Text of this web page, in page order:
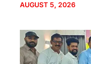
AUGUST 5, 2026